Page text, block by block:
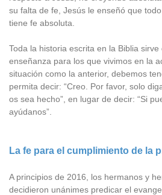
su falta de fe, Jesús le enseñó que
tiene fe absoluta.
Toda la historia escrita en la Biblia
enseñanza para los que vivimos en la
situación como la anterior, debemos
permita decir: “Creo. Por favor, solo
os sea hecho”, en lugar de decir: “Si
ayúdanos”.
La fe para el cumplimiento de la
A principios de 2016, los hermanos y
decidieron unánimes predicar el